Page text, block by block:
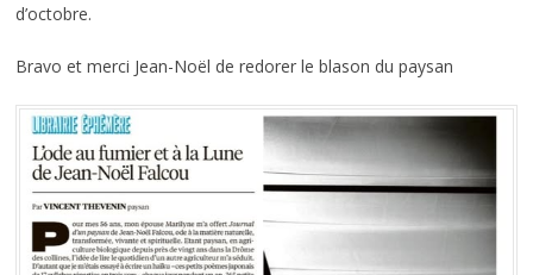
d’octobre.
Bravo et merci Jean-Noël de redorer le blason du paysan